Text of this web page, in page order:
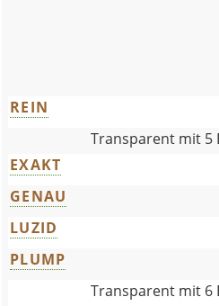
REIN
Transparent mit 5
EXAKT
GENAU
LUZID
PLUMP
Transparent mit 6